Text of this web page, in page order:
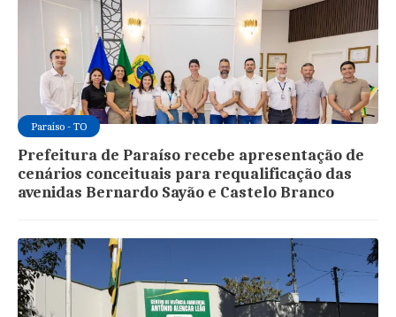
Paraíso - TO
Prefeitura de Paraíso recebe apresentação de
cenários conceituais para requalificação das
avenidas Bernardo Sayão e Castelo Branco